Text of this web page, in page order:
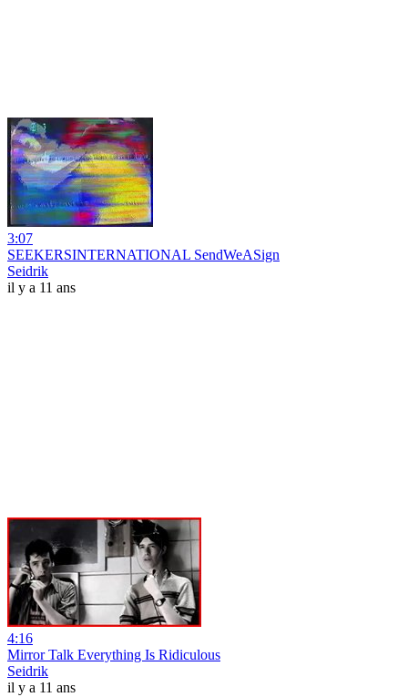
3:07
SEEKERSINTERNATIONAL SendWeASign
Seidrik
il y a 11 ans
4:16
Mirror Talk Everything Is Ridiculous
Seidrik
il y a 11 ans